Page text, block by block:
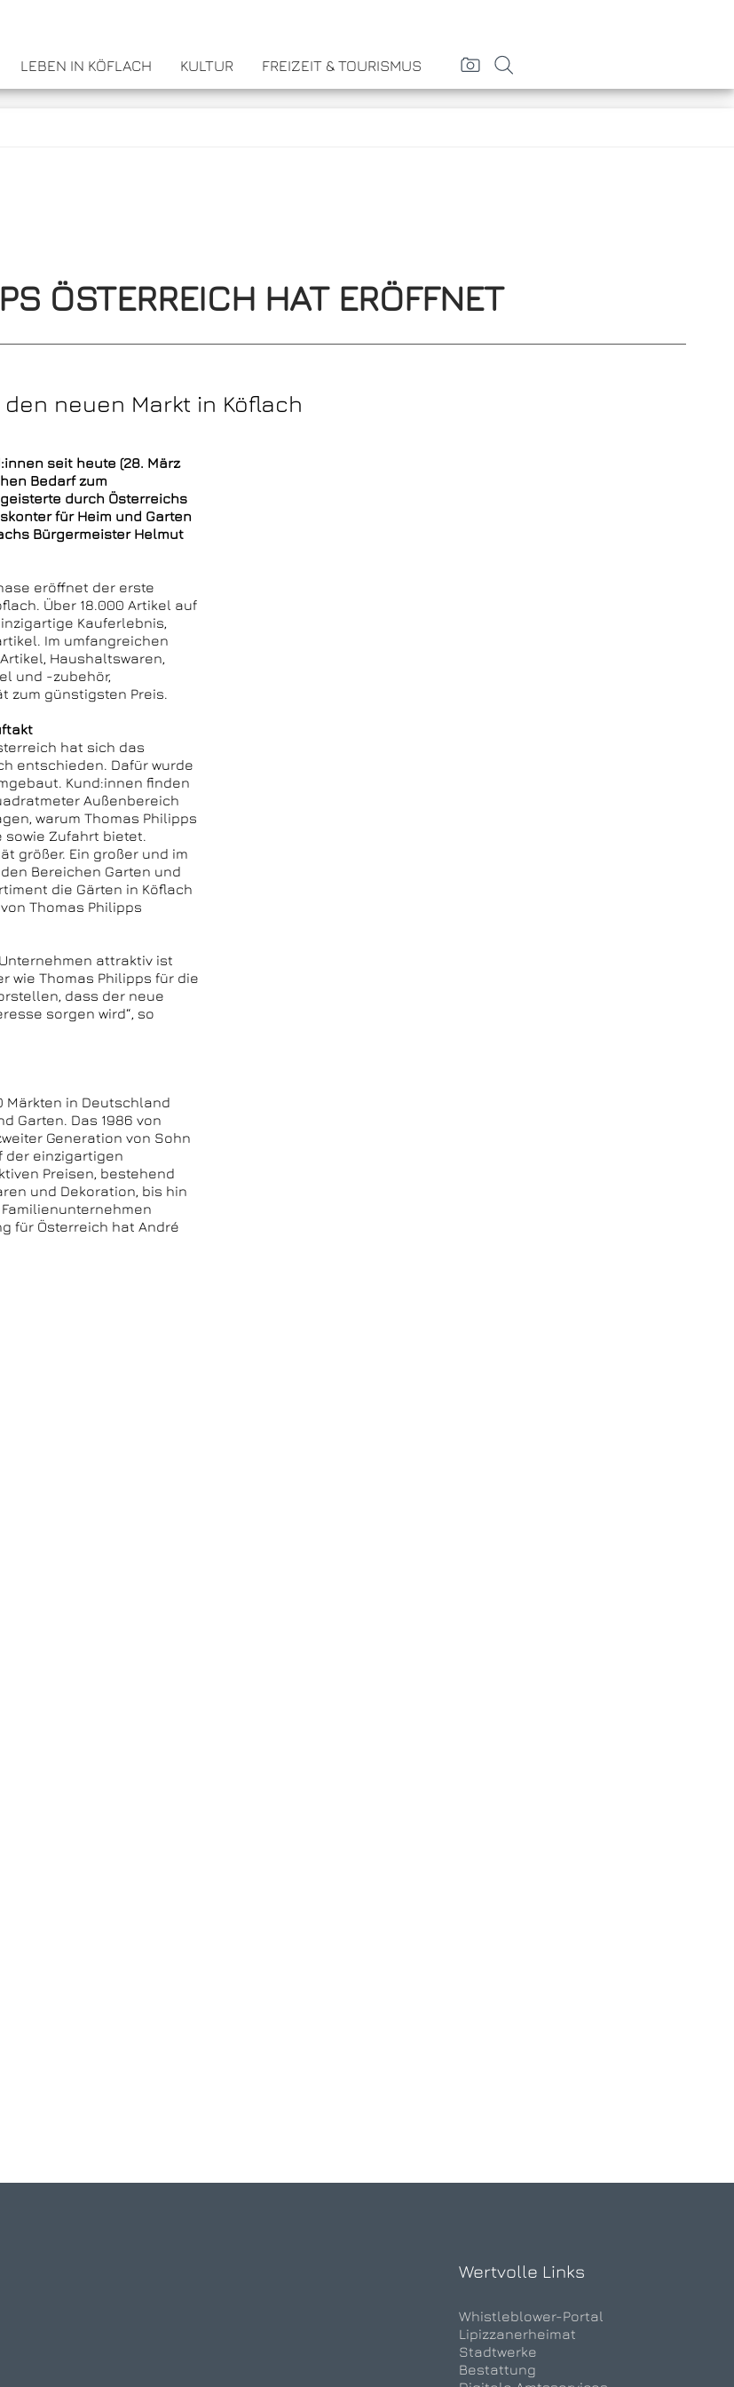
LEBEN IN KÖFLACH KULTUR FREIZEIT & TOURISMUS
ÖSTERREICH HAT ERÖFFNET
neuen Markt in Köflach
seit heute (28. März
Bedarf zum
durch Österreichs
für Heim und Garten
Bürgermeister Helmut
eröffnet der erste
Über 18.000 Artikel auf
Kauferlebnis,
Im umfangreichen
Haushaltswaren,
und -zubehör,
zum günstigsten Preis.
hat sich das
entschieden. Dafür wurde
Kund:innen finden
Außenbereich
warum Thomas Philipps
sowie Zufahrt bietet.
größer. Ein großer und im
Bereichen Garten und
die Gärten in Köflach
Thomas Philipps
attraktiv ist
wie Thomas Philipps für die
dass der neue
sorgen wird“, so
Märkten in Deutschland
Garten. Das 1986 von
Generation von Sohn
der einzigartigen
Preisen, bestehend
und Dekoration, bis hin
für Österreich hat André
Wertvolle Links
Whistleblower-Portal
Lipizzanerheimat
Stadtwerke
Bestattung